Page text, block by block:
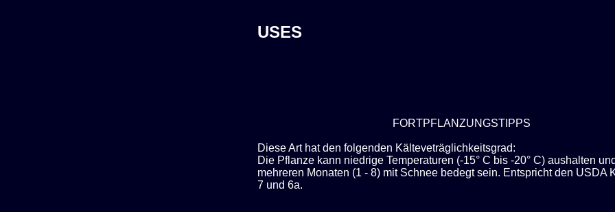
USES
FORTPFLANZUNGSTIPPS
Diese Art hat den folgenden Kälteveträglichkeitsgrad:
Die Pflanze kann niedrige Temperaturen (-15° C bis -20° C) aushalten
mehreren Monaten (1 - 8) mit Schnee bedegt sein. Entspricht den USDA
7 und 6a.